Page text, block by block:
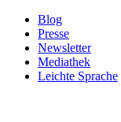
Blog
Presse
Newsletter
Mediathek
Leichte Sprache